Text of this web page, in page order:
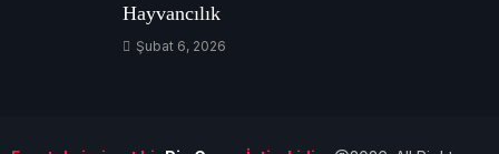
Hayvancılık
Şubat 6, 2026